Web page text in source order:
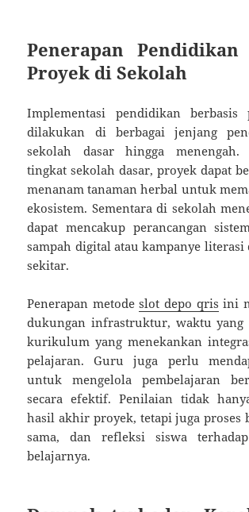
Penerapan Pendidikan
Proyek di Sekolah
Implementasi pendidikan berbasis
dilakukan di berbagai jenjang
sekolah dasar hingga
tingkat sekolah dasar, proyek dapat
menanam tanaman herbal untuk
ekosistem. Sementara di sekolah
dapat mencakup perancangan
sampah digital atau kampanye
sekitar.
Penerapan metodeslot depo qris ini
dukungan infrastruktur, waktu yang
kurikulum yang menekankan
pelajaran. Guru juga perlu
untuk mengelola pembelajaran
secara efektif. Penilaian tidak
hasil akhir proyek, tetapi juga proses
sama, dan refleksi siswa
belajarnya.